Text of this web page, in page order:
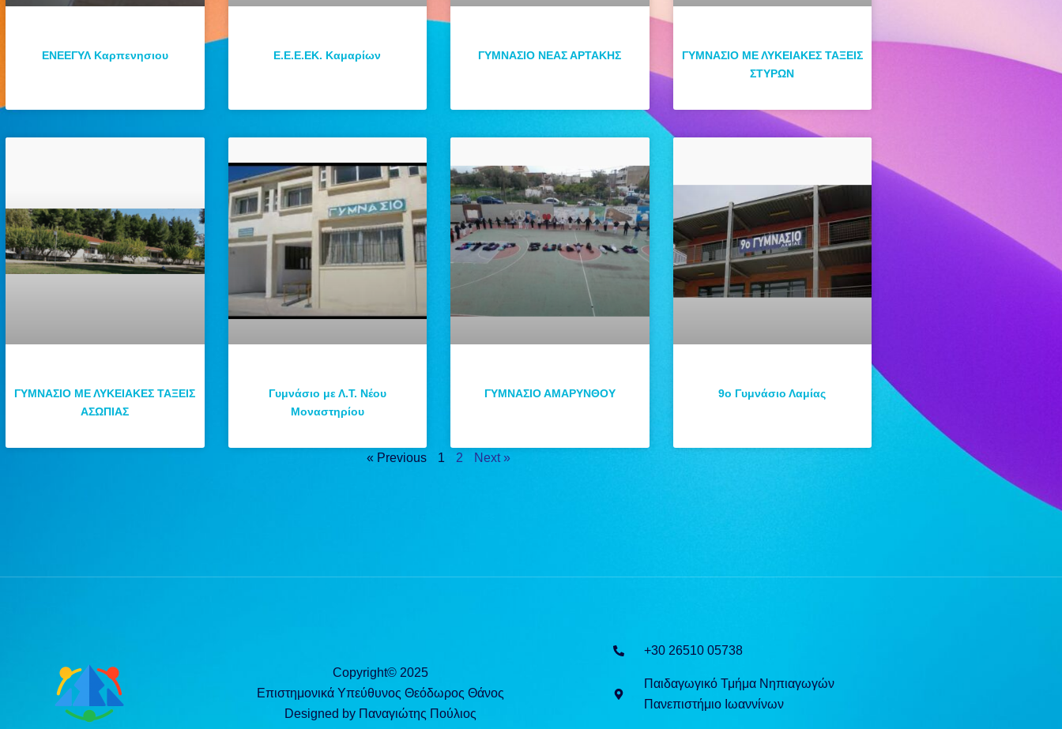
ΕΝΕΕΓΥΛ Καρπενησιου Ε.Ε.Ε.ΕΚ. Καμαρίων ΓΥΜΝΑΣΙΟ ΝΕΑΣ ΑΡΤΑΚΗΣ
ΓΥΜΝΑΣΙΟ ΜΕ ΛΥΚΕΙΑΚΕΣ ΤΑΞΕΙΣ
ΣΤΥΡΩΝ
ΓΥΜΝΑΣΙΟ ΜΕ ΛΥΚΕΙΑΚΕΣ ΤΑΞΕΙΣ
ΑΣΩΠΙΑΣ
Γυμνάσιο με Λ.Τ. Νέου
Μοναστηρίου
ΓΥΜΝΑΣΙΟ ΑΜΑΡΥΝΘΟΥ 9ο Γυμνάσιο Λαμίας
« Previous 1 2 Next »
Copyright© 2025
Επιστημονικά Υπεύθυνος Θεόδωρος Θάνος
Designed by Παναγιώτης Πούλιος
+30 26510 05738
Παιδαγωγικό Τμήμα Νηπιαγωγών
Πανεπιστήμιο Ιωαννίνων